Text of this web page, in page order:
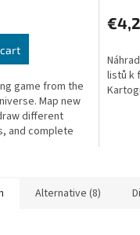
game from the
Map new
different
and complete
listů k
Alternative (8)